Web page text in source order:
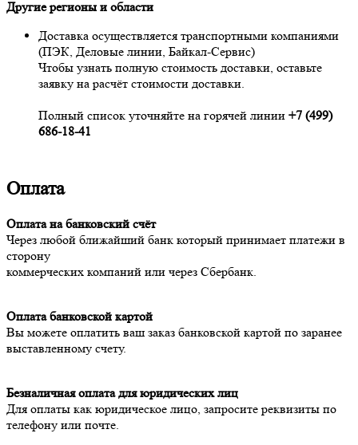
Другие регионы и области
Доставка осуществляется транспортными компаниями
(ПЭК, Деловые линии, Байкал-Сервис)
Чтобы узнать полную стоимость доставки, оставьте
заявку на расчёт стоимости доставки.
Полный список уточняйте на горячей линии +7 (499)
686-18-41
Оплата
Оплата на банковский счёт
Через любой ближайший банк который принимает платежи в
сторону
коммерческих компаний или через Сбербанк.
Оплата банковской картой
Вы можете оплатить ваш заказ банковской картой по заранее
выставленному счету.
Безналичная оплата для юридических лиц
Для оплаты как юридическое лицо, запросите реквизиты по
телефону или почте.